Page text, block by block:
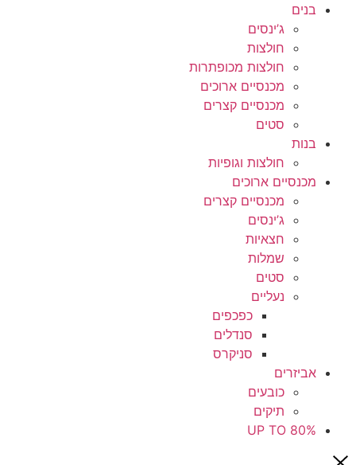
בנים
ג’ינסים
חולצות
חולצות מכופתרות
מכנסיים ארוכים
מכנסיים קצרים
סטים
בנות
חולצות וגופיות
מכנסיים ארוכים
מכנסיים קצרים
ג’ינסים
חצאיות
שמלות
סטים
נעליים
כפכפים
סנדלים
סניקרס
אביזרים
כובעים
תיקים
UP TO 80%